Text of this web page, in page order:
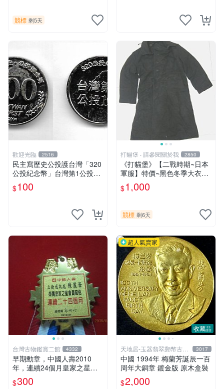
競標 剩5天
歡迎光臨 2516
民主寫歷史公投護台灣「320
公投紀念幣」台灣第1公投10
$100
打貓堡 ‧ 請參閱關於我 2850
《打貓堡》【二戰時期~日本
軍服】特價~黑色冬季大衣~
華北廠?(24247)
$1,000
競標 剩6天
台灣古物鑑賞二館 4332
早期勳章，中國人壽2010
年，連續24個月皇家之星勳
章 有盒子
$300
收藏品
超人氣賣家
天地居-玉器翡翠郵幣古玩
藝品
3017
中國 1994年 梅蘭芳誕辰一百
周年大銅章 鍍金版 原木盒裝
$2,000